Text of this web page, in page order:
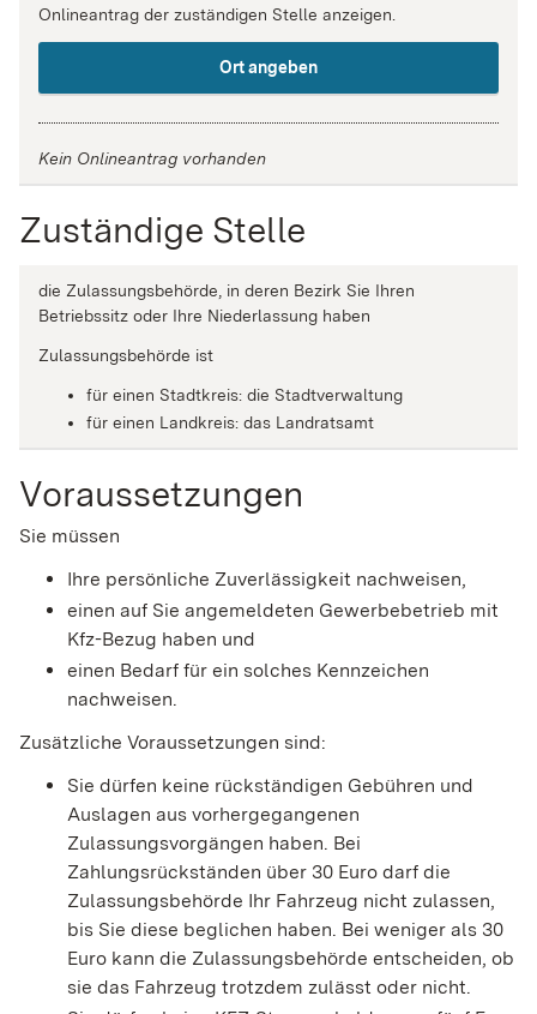
Onlineantrag der zuständigen Stelle anzeigen.
Ort angeben
Kein Onlineantrag vorhanden
Zuständige Stelle
die Zulassungsbehörde, in deren Bezirk Sie Ihren
Betriebssitz oder Ihre Niederlassung haben
Zulassungsbehörde ist
für einen Stadtkreis: die Stadtverwaltung
für einen Landkreis: das Landratsamt
Voraussetzungen
Sie müssen
Ihre persönliche Zuverlässigkeit nachweisen,
einen auf Sie angemeldeten Gewerbebetrieb mit
Kfz-Bezug haben und
einen Bedarf für ein solches Kennzeichen
nachweisen.
Zusätzliche Voraussetzungen sind:
Sie dürfen keine rückständigen Gebühren und
Auslagen aus vorhergegangenen
Zulassungsvorgängen haben. Bei
Zahlungsrückständen über 30 Euro darf die
Zulassungsbehörde Ihr Fahrzeug nicht zulassen,
bis Sie diese beglichen haben. Bei weniger als 30
Euro kann die Zulassungsbehörde entscheiden, ob
sie das Fahrzeug trotzdem zulässt oder nicht.